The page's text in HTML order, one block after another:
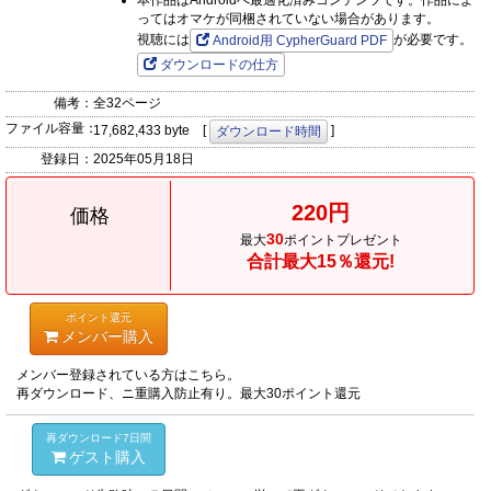
ってはオマケが同梱されていない場合があります。
視聴には
Android用 CypherGuard PDF が必要です。
ダウンロードの仕方
備考： 全32ページ
ファイル容量：17,682,433 byte [ ダウンロード時間
]
登録日： 2025年05月18日
価格 220円
最大30ポイントプレゼント
合計最大15％還元!
ポイント還元
メンバー購入
メンバー登録されている方はこちら。
再ダウンロード、ニ重購入防止有り。最大30ポイント還元
再ダウンロード7日間
ゲスト購入